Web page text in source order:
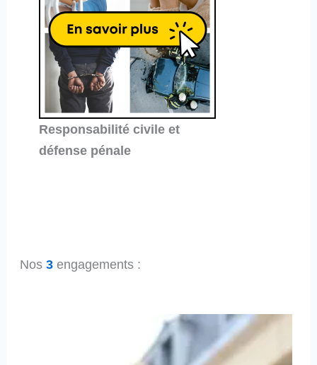
Responsabilité civile et
défense pénale
Nos3engagements :